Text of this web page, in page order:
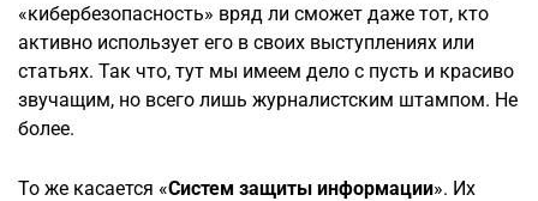
«кибербезопасность» вряд ли сможет даже тот, кто
активно использует его в своих выступлениях или
статьях. Так что, тут мы имеем дело с пусть и красиво
звучащим, но всего лишь журналистским штампом. Не
более.
То же касается «Систем защиты информации». Их